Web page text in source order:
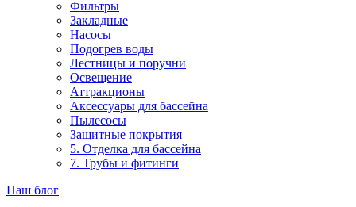
Фильтры
Закладные
Насосы
Подогрев воды
Лестницы и поручни
Освещение
Аттракционы
Аксессуары для бассейна
Пылесосы
Защитные покрытия
5. Отделка для бассейна
7. Трубы и фитинги
Наш блог